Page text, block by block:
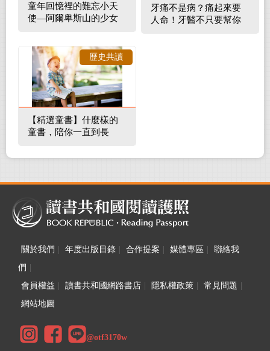
童年回憶裡的難忘小天
使—阿爾卑斯山的少女
牙痛不是病？痛起來要
人命！牙醫不只要幫你
【精選童書】什麼樣的
童書，陪你一直到長
歷史共讀
關於我們 年度出版目錄 合作提案 媒體專區
聯絡我
們
會員權益
讀書共和國網路書店 隱私權政策 常見問題
網站地圖
@otf3170w